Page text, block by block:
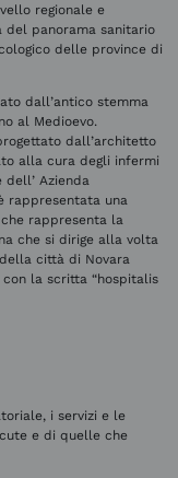
regionale e
panorama sanitario
delle province di
dall’antico stemma
al Medioevo.
dall’architetto
alla cura degli infermi
Azienda
rappresentata una
rappresenta la
che si dirige alla volta
città di Novara
la scritta “hospitalis
i servizi e le
e di quelle che